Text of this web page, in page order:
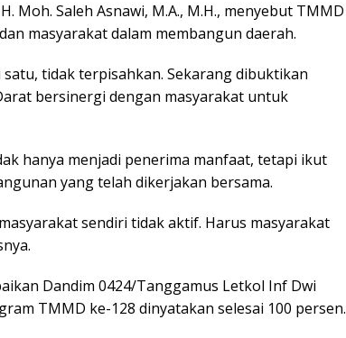
Moh. Saleh Asnawi, M.A., M.H., menyebut TMMD
masyarakat dalam membangun daerah.
tidak terpisahkan. Sekarang dibuktikan
bersinergi dengan masyarakat untuk
hanya menjadi penerima manfaat, tetapi ikut
yang telah dikerjakan bersama.
sendiri tidak aktif. Harus masyarakat
Dandim 0424/Tanggamus Letkol Inf Dwi
TMMD ke-128 dinyatakan selesai 100 persen.